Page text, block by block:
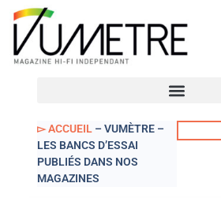
▻ ACCUEIL – VUMÈTRE –
LES BANCS D’ESSAI
PUBLIÉS DANS NOS
MAGAZINES